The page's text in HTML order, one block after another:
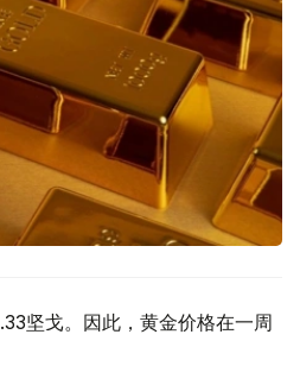
坚戈。因此，黄金价格在一周